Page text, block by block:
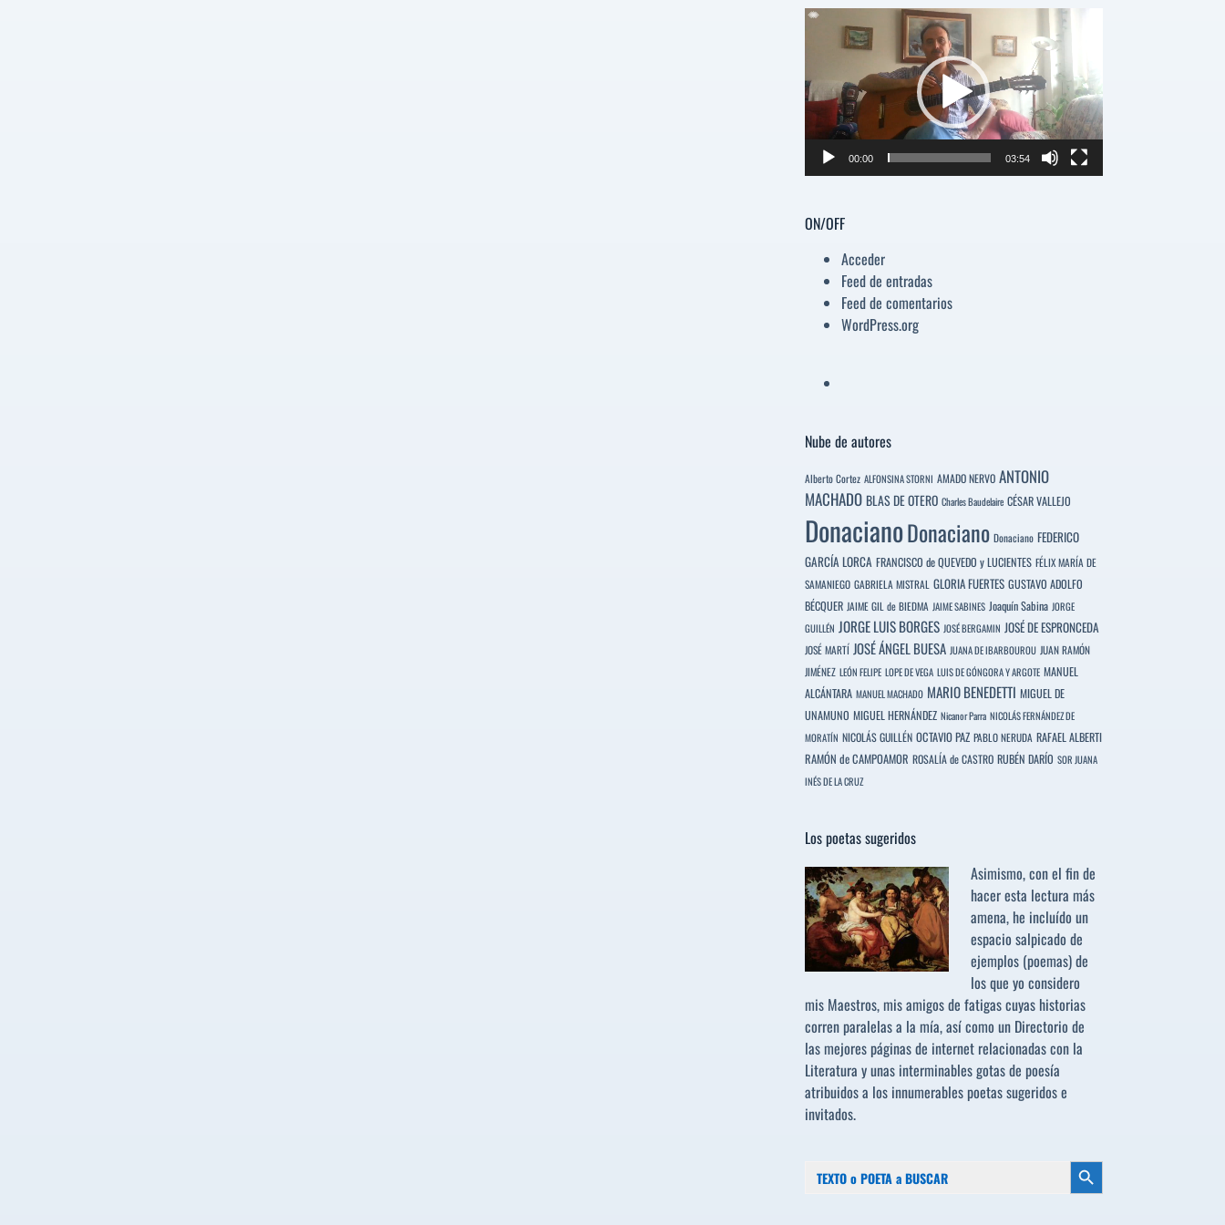
para
aumentar
o
disminuir
volumen.
Reproductor
00:00 03:54
ON/OFF
Acceder
Feed de entradas
Feed de comentarios
WordPress.org
Nube de autores
Alberto Cortez ALFONSINA STORNI AMADO NERVO ANTONIO
MACHADO BLAS DE OTERO Charles Baudelaire CÉSAR VALLEJO
DonacianoDonaciano Donaciano FEDERICO
GARCÍA LORCA FRANCISCO de QUEVEDO y LUCIENTES FÉLIX MARÍA DE
SAMANIEGO GABRIELA MISTRAL GLORIA FUERTES GUSTAVO ADOLFO
BÉCQUER JAIME GIL de BIEDMA JAIME SABINES Joaquín Sabina JORGE
GUILLÉN JORGE LUIS BORGES JOSÉ BERGAMIN JOSÉ DE ESPRONCEDA
JOSÉ MARTÍ JOSÉ ÁNGEL BUESA JUANA DE IBARBOUROU JUAN RAMÓN
JIMÉNEZ LEÓN FELIPE LOPE DE VEGA LUIS DE GÓNGORA Y ARGOTE MANUEL
ALCÁNTARA MANUEL MACHADO MARIO BENEDETTI MIGUEL DE
UNAMUNO MIGUEL HERNÁNDEZ Nicanor Parra NICOLÁS FERNÁNDEZ DE
MORATÍN NICOLÁS GUILLÉN OCTAVIO PAZ PABLO NERUDA RAFAEL ALBERTI
RAMÓN de CAMPOAMOR ROSALÍA de CASTRO RUBÉN DARÍO SOR JUANA
INÉS DE LA CRUZ
Los poetas sugeridos
Asimismo, con el fin de
hacer esta lectura más
amena, he incluído un
espacio salpicado de
ejemplos (poemas) de
los que yo considero
mis Maestros, mis amigos de fatigas cuyas historias
corren paralelas a la mía, así como un Directorio de
las mejores páginas de internet relacionadas con la
Literatura y unas interminables gotas de poesía
atribuidos a los innumerables poetas sugeridose
invitados.
Botón de búsqueda